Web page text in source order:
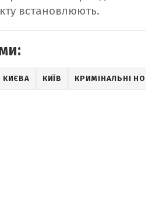
встановлюють.
КИЇВ КРИМІНАЛЬНІ